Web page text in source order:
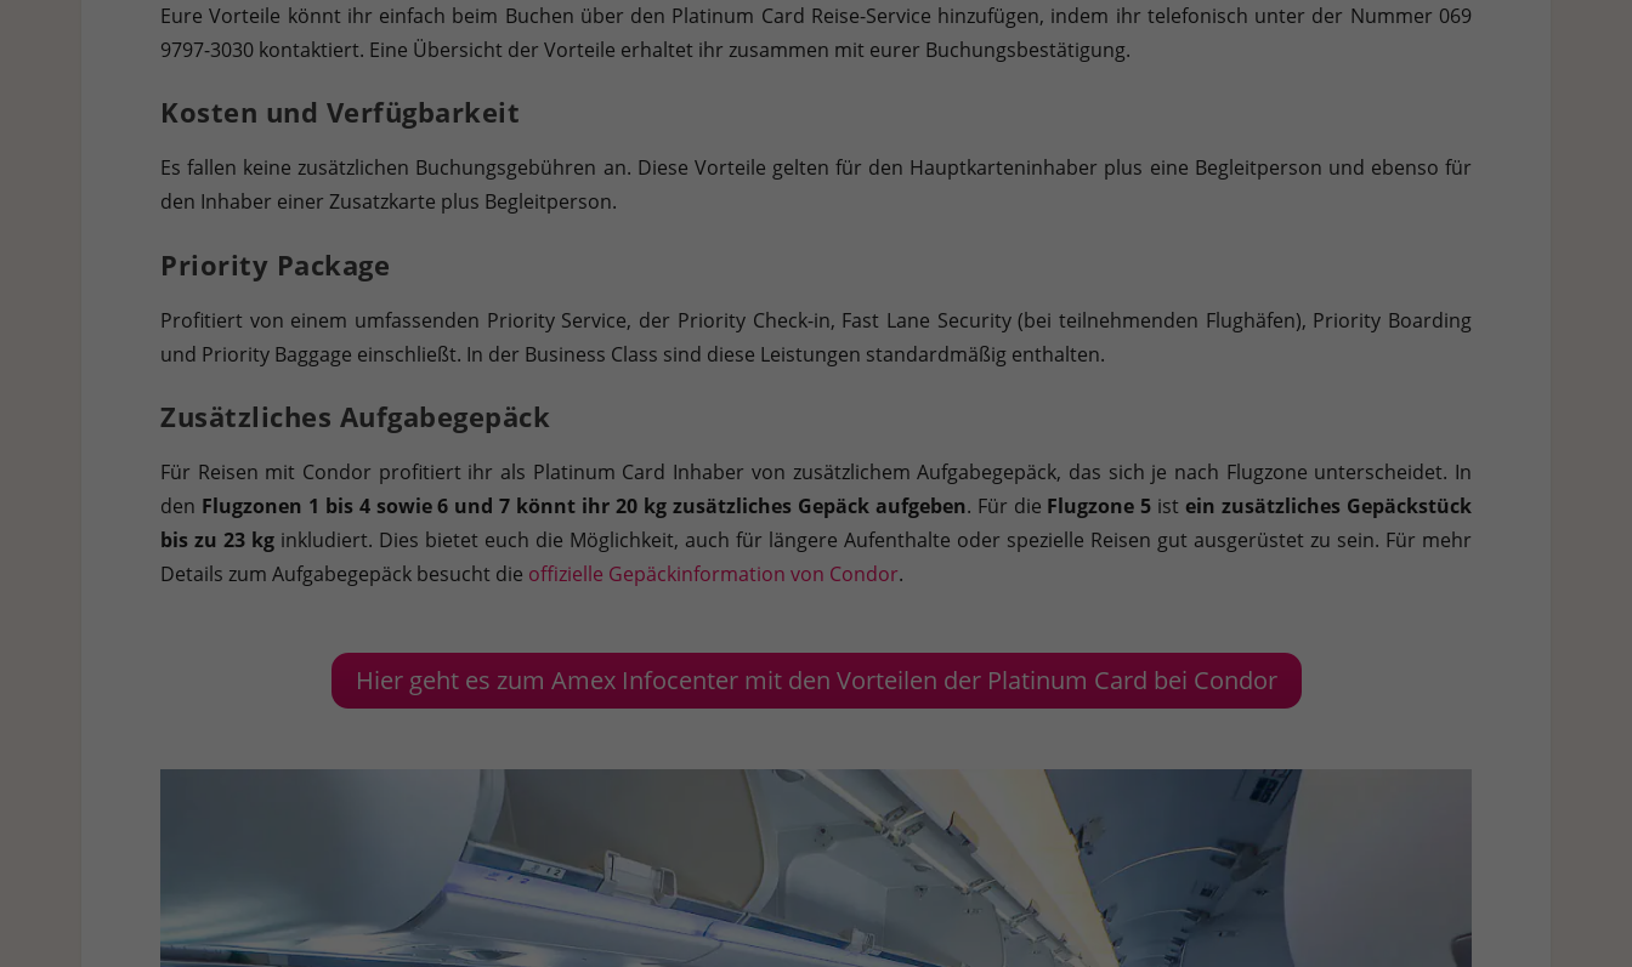
Eure Vorteile könnt ihr einfach beim Buchen über den Platinum Card Reise-Service hinzufügen, indem ihr telefonisch unter der Nummer 069
9797-3030 kontaktiert. Eine Übersicht der Vorteile erhaltet ihr zusammen mit eurer Buchungsbestätigung.
Kosten und Verfügbarkeit
Es fallen keine zusätzlichen Buchungsgebühren an. Diese Vorteile gelten für den Hauptkarteninhaber plus eine Begleitperson und ebenso für
den Inhaber einer Zusatzkarte plus Begleitperson.
Priority Package
Profitiert von einem umfassenden Priority Service, der Priority Check-in, Fast Lane Security (bei teilnehmenden Flughäfen), Priority Boarding
und Priority Baggage einschließt. In der Business Class sind diese Leistungen standardmäßig enthalten.
Zusätzliches Aufgabegepäck
Für Reisen mit Condor profitiert ihr als Platinum Card Inhaber von zusätzlichem Aufgabegepäck, das sich je nach Flugzone unterscheidet. In
den Flugzonen 1 bis 4 sowie 6 und 7 könnt ihr 20 kg zusätzliches Gepäck aufgeben. Für die Flugzone 5 istein zusätzliches Gepäckstück
bis zu 23 kg inkludiert. Dies bietet euch die Möglichkeit, auch für längere Aufenthalte oder spezielle Reisen gut ausgerüstet zu sein. Für mehr
Details zum Aufgabegepäck besucht die offizielle Gepäckinformation von Condor.
Hier geht es zum Amex Infocenter mit den Vorteilen der Platinum Card bei Condor